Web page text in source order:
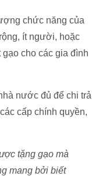
chức năng của
ít người, hoặc
cho các gia đình
nước đủ để chi trả
cấp chính quyền,
tặng gạo mà
mang bởi biết